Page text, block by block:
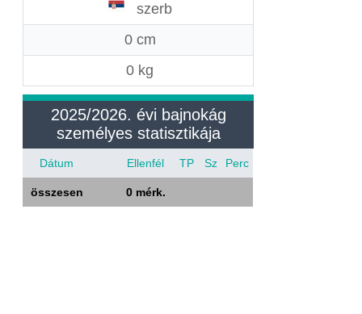
szerb
0 cm
0 kg
2025/2026. évi bajnokág
személyes statisztikája
Dátum Ellenfél TP Sz Perc
összesen 0 mérk.